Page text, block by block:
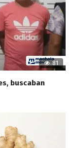
81
buscaban